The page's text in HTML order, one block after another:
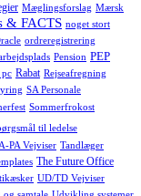
Mæglingsforslag Mærsk
& FACTS noget stort
ordreregistrering
Pension PEP
pc Rabat Rejseafregning
SA Personale
Sommerfrokost
til ledelse
PA Vejviser Tandlæger
The Future Office
UD/TD Vejviser